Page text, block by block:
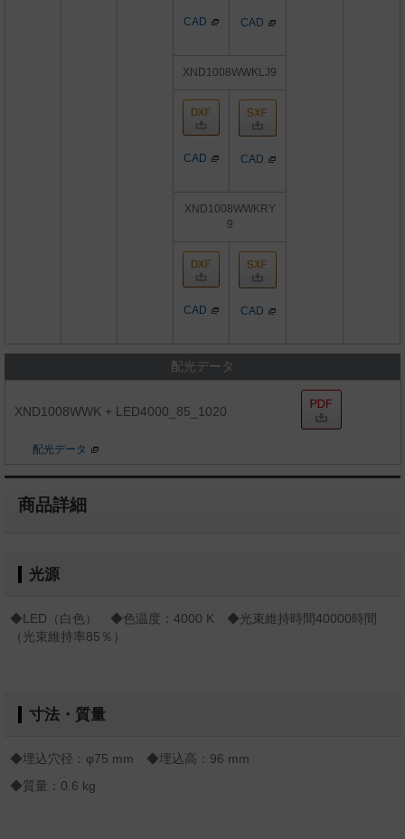
CAD CAD
XND1008WWKLJ9
CAD CAD
XND1008WWKRY
9
CAD CAD
配光データ
XND1008WWK + LED4000_85_1020
配光データ
商品詳細
光源
◆LED（白色） ◆色温度：4000 K ◆光束維持時間40000時間
（光束維持率85％）
寸法・質量
◆埋込穴径：φ75 mm ◆埋込高：96 mm
◆質量：0.6 kg